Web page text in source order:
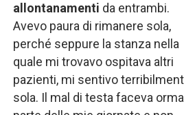
allontanamenti da entrambi.
Avevo paura di rimanere sola,
perché seppure la stanza nella
quale mi trovavo ospitava altri
pazienti, mi sentivo
sola. Il mal di testa faceva